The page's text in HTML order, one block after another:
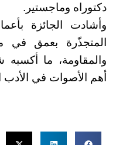
دكتوراه وماجستير.
وأشادت الجائزة
المتجذّرة بعمق في
والمقاومة، ما
أهم الأصوات في الأدب